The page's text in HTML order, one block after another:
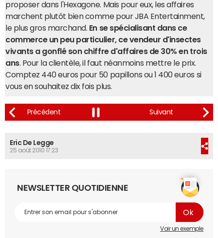
proposer dans l'Hexagone. Mais pour eux, les affaires
marchent plutôt bien comme pour JBA Entertainment,
le plus gros marchand. En se spécialisant dans ce
commerce un peu particulier, ce vendeur d'insectes
vivants a gonflé son chiffre d'affaires de 30% en trois
ans. Pour la clientèle, il faut néanmoins mettre le prix.
Comptez 440 euros pour 50 papillons ou 1 400 euros si
vous en souhaitez dix fois plus.
Eric De Legge
25 août 2010 17:23
NEWSLETTER QUOTIDIENNE
Voir un exemple